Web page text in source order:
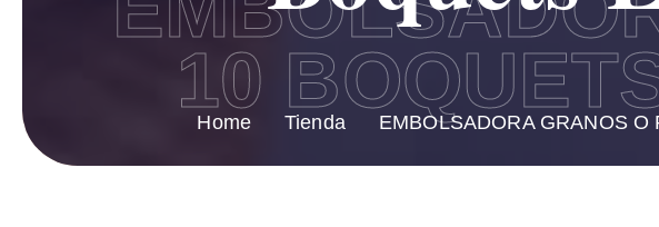
10
Home Tienda EMBOLSADORA GRANOS O